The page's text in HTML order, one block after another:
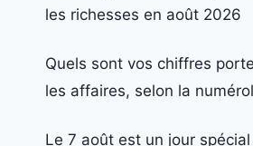
les richesses en août 2026
Quels sont vos chiffres
les affaires, selon la
Le 7 août est un jour